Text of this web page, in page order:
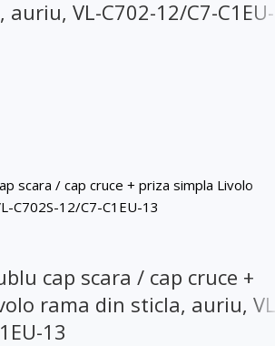
VL-C702-12/C7-C1EU-
cap scara / cap cruce +
rama din sticla, auriu,
13